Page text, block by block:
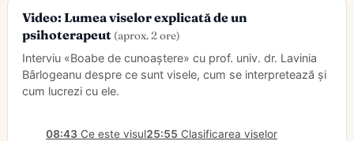
Video: Lumea viselor explicată de un
psihoterapeut (aprox. 2 ore)
Interviu «Boabe de cunoaștere» cu prof. univ. dr. Lavinia
Bârlogeanu despre ce sunt visele, cum se interpretează și
cum lucrezi cu ele.
08:43 Ce este visul25:55 Clasificarea viselor